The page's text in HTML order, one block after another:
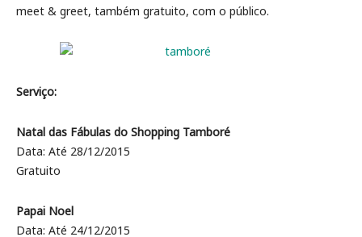
meet & greet, também gratuito, com o público.
Serviço:
Natal das Fábulas do Shopping Tamboré
Data: Até 28/12/2015
Gratuito
Papai Noel
Data: Até 24/12/2015